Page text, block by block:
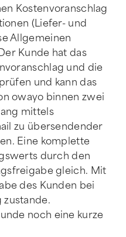
Kostenvoranschlag
(Liefer- und
Allgemeinen
Kunde hat das
und die
und kann das
owayo binnen zwei
mittels
zu übersendender
Eine komplette
durch den
gleich. Mit
des Kunden bei
noch eine kurze